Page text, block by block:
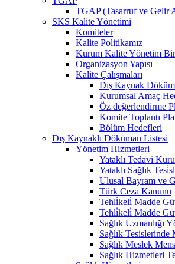
TGAP (Tasarruf ve Gelir
SKS Kalite Yönetimi
Komiteler
Kalite Politikamız
Kurum Kalite Yönetim
Organizasyon Yapısı
Kalite Çalışmaları
Dış Kaynak
Kurumsal Amaç
Öz değerlendirme
Komite Toplantı
Bölüm Hedefleri
Dış Kaynaklı Döküman Listesi
Yönetim Hizmetleri
Yataklı Tedavi
Yataklı Sağlık
Ulusal Bayram ve
Türk Ceza Kanunu
Tehli̇keli̇ Madde
Tehli̇keli̇ Madde
Sağlık Uzmanlığı
Sağlık Tesislerinde
Sağlık Meslek
Sağlık Hizmetleri